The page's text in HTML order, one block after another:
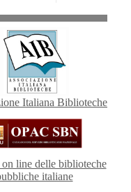
Italiana Biblioteche
on line delle biblioteche
italiane